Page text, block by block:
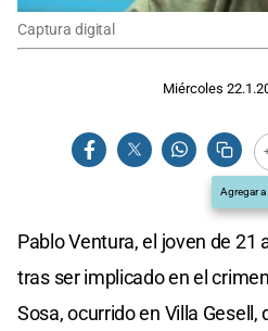
Captura digital
Miércoles
Agregar
Pablo Ventura, el joven de 21
tras ser implicado en el
Sosa, ocurrido en Villa Gesell,